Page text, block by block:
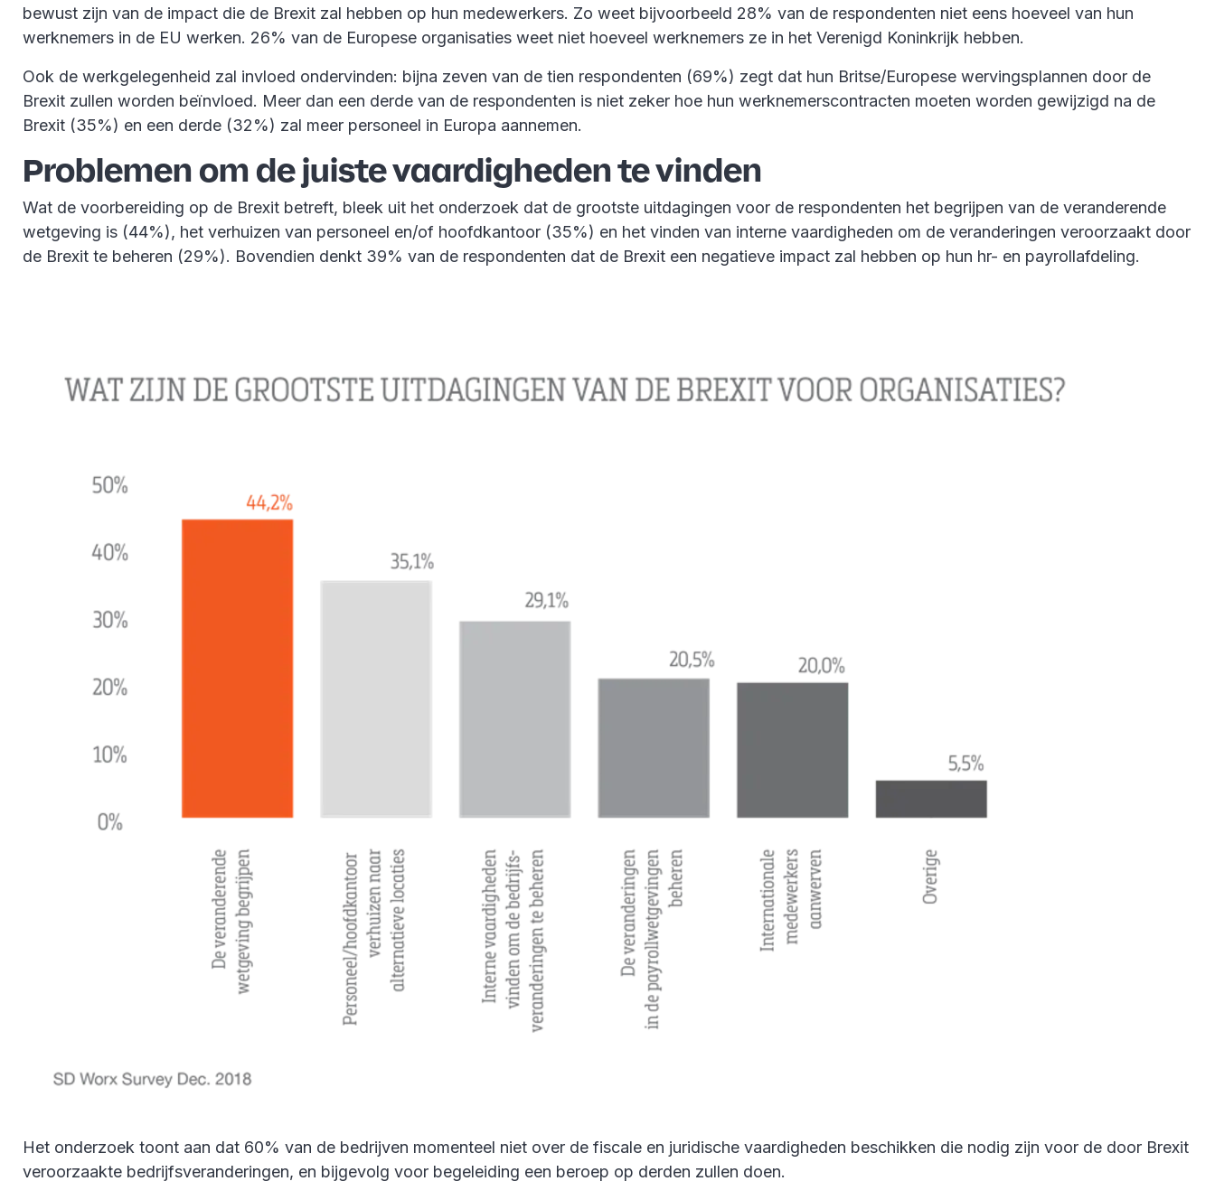
bewust zijn van de impact die de Brexit zal hebben op hun medewerkers. Zo weet bijvoorbeeld 28% van de respondenten niet eens hoeveel van hun
werknemers in de EU werken. 26% van de Europese organisaties weet niet hoeveel werknemers ze in het Verenigd Koninkrijk hebben.
Ook de werkgelegenheid zal invloed ondervinden: bijna zeven van de tien respondenten (69%) zegt dat hun Britse/Europese wervingsplannen door de
Brexit zullen worden beïnvloed. Meer dan een derde van de respondenten is niet zeker hoe hun werknemerscontracten moeten worden gewijzigd na de
Brexit (35%) en een derde (32%) zal meer personeel in Europa aannemen.
Problemen om de juiste vaardigheden te vinden
Wat de voorbereiding op de Brexit betreft, bleek uit het onderzoek dat de grootste uitdagingen voor de respondenten het begrijpen van de veranderende
wetgeving is (44%), het verhuizen van personeel en/of hoofdkantoor (35%) en het vinden van interne vaardigheden om de veranderingen veroorzaakt door
de Brexit te beheren (29%). Bovendien denkt 39% van de respondenten dat de Brexit een negatieve impact zal hebben op hun hr- en payrollafdeling.
Het onderzoek toont aan dat 60% van de bedrijven momenteel niet over de fiscale en juridische vaardigheden beschikken die nodig zijn voor de door Brexit
veroorzaakte bedrijfsveranderingen, en bijgevolg voor begeleiding een beroep op derden zullen doen.